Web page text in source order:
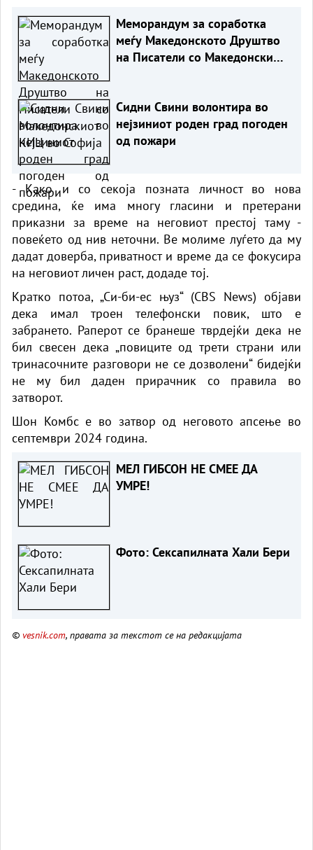
Меморандум за соработка
меѓу Македонското Друштво
на Писатели со Македонскиот
Сидни Свини волонтира во
нејзиниот роден град погоден
од пожари
- Како и со секоја позната личност во нова
средина, ќе има многу гласини и претерани
приказни за време на неговиот престој таму -
повеќето од нив неточни. Ве молиме луѓето да му
дадат доверба, приватност и време да се фокусира
на неговиот личен раст, додаде тој.
Кратко потоа, „Си-би-ес њуз“ (CBS News) објави
дека имал троен телефонски повик, што е
забрането. Раперот се бранеше тврдејќи дека не
бил свесен дека „повиците од трети страни или
тринасочните разговори не се дозволени“ бидејќи
не му бил даден прирачник со правила во
затворот.
Шон Комбс е во затвор од неговото апсење во
септември 2024 година.
МЕЛ ГИБСОН НЕ СМЕЕ ДА
УМРЕ!
Фото: Сексапилната Хали Бери
© vesnik.com, правата за текстот се на редакцијата